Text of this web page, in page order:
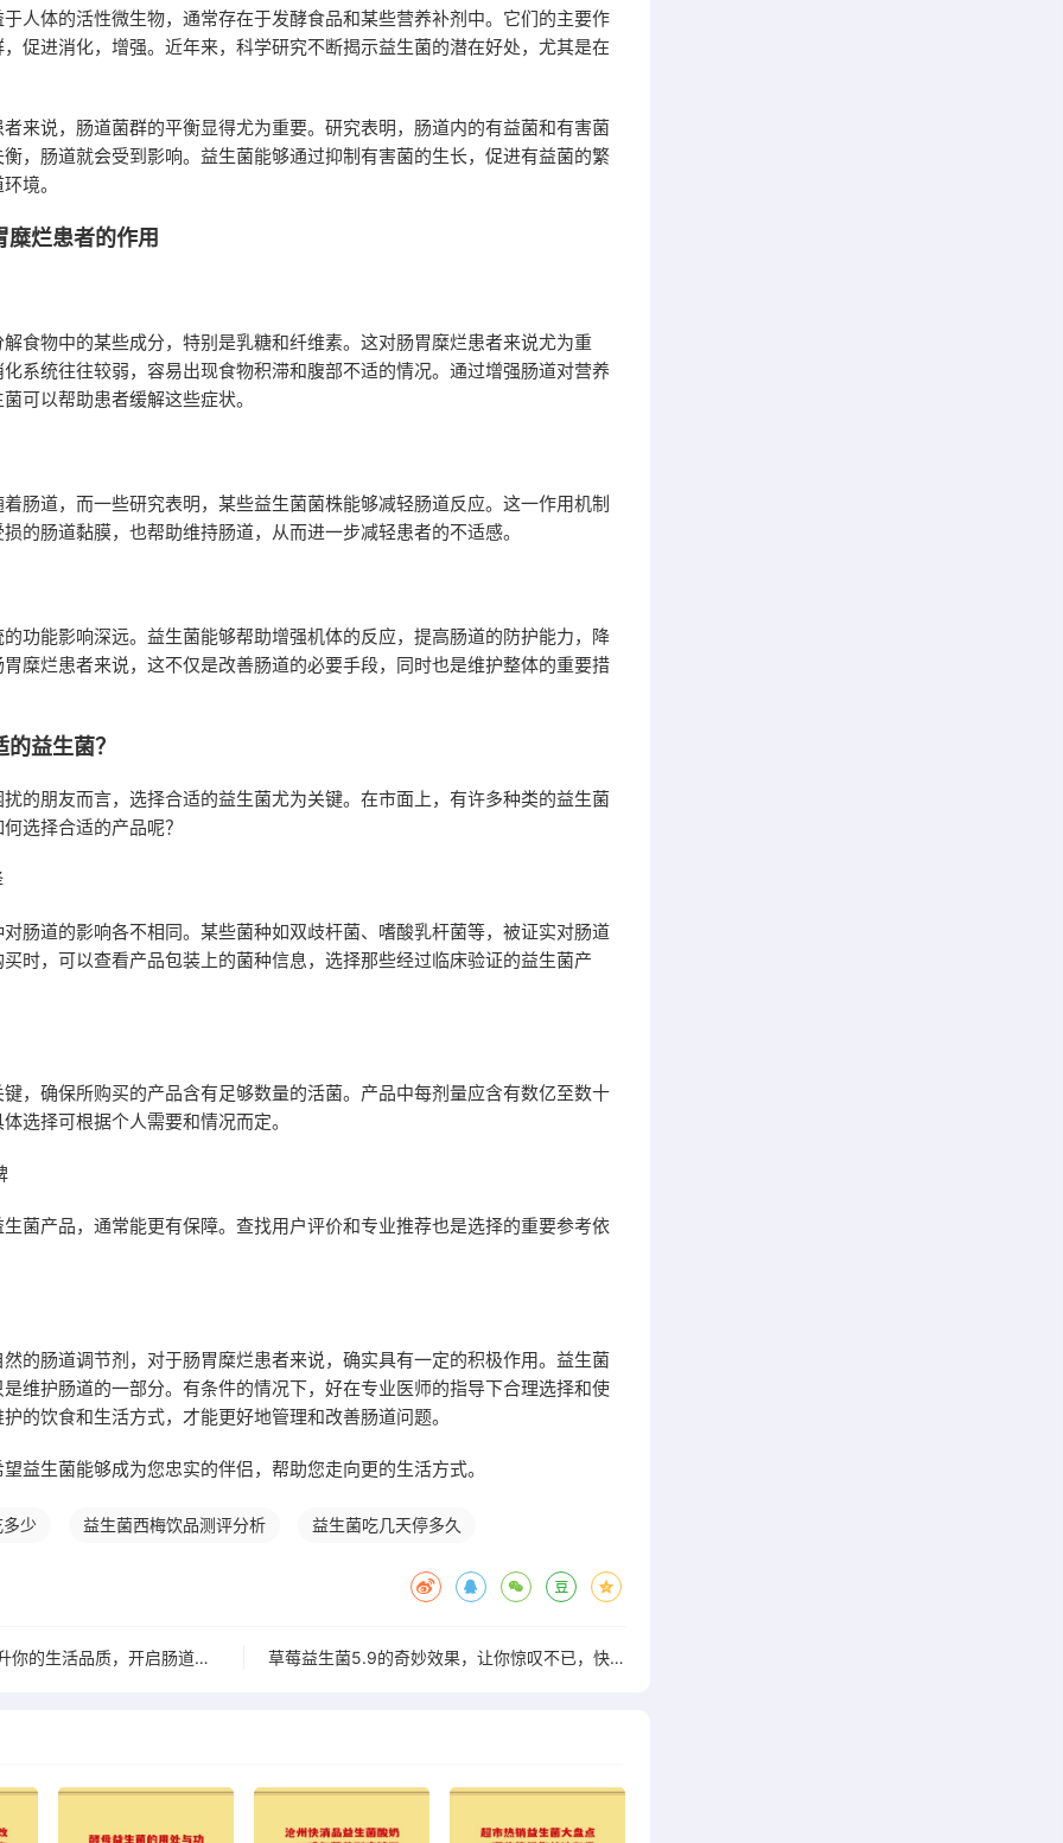
人体的活性微生物，通常存在于发酵食品和某些营养补剂中。它们的主要作
促进消化，增强。近年来，科学研究不断揭示益生菌的潜在好处，尤其是在
来说，肠道菌群的平衡显得尤为重要。研究表明，肠道内的有益菌和有害菌
，肠道就会受到影响。益生菌能够通过抑制有害菌的生长，促进有益菌的繁
境。
糜烂患者的作用
食物中的某些成分，特别是乳糖和纤维素。这对肠胃糜烂患者来说尤为重
系统往往较弱，容易出现食物积滞和腹部不适的情况。通过增强肠道对营养
可以帮助患者缓解这些症状。
肠道，而一些研究表明，某些益生菌菌株能够减轻肠道反应。这一作用机制
的肠道黏膜，也帮助维持肠道，从而进一步减轻患者的不适感。
功能影响深远。益生菌能够帮助增强机体的反应，提高肠道的防护能力，降
糜烂患者来说，这不仅是改善肠道的必要手段，同时也是维护整体的重要措
益生菌？
的朋友而言，选择合适的益生菌尤为关键。在市面上，有许多种类的益生菌
选择合适的产品呢？
肠道的影响各不相同。某些菌种如双歧杆菌、嗜酸乳杆菌等，被证实对肠道
时，可以查看产品包装上的菌种信息，选择那些经过临床验证的益生菌产
，确保所购买的产品含有足够数量的活菌。产品中每剂量应含有数亿至数十
选择可根据个人需要和情况而定。
菌产品，通常能更有保障。查找用户评价和专业推荐也是选择的重要参考依
的肠道调节剂，对于肠胃糜烂患者来说，确实具有一定的积极作用。益生菌
维护肠道的一部分。有条件的情况下，好在专业医师的指导下合理选择和使
的饮食和生活方式，才能更好地管理和改善肠道问题。
益生菌能够成为您忠实的伴侣，帮助您走向更的生活方式。
少 益生菌西梅饮品测评分析 益生菌吃几天停多久
爱华仕益生菌：提升你的生活品质，开启肠道好心情的武器” 草莓益生菌5.9的奇妙效果，让你惊叹不已，快来了解吧